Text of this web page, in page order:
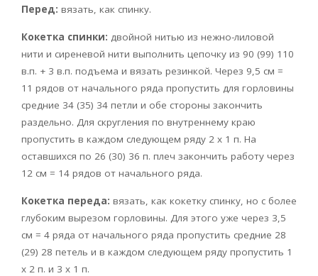
Перед: вязать, как спинку.
Кокетка спинки: двойной нитью из нежно-лиловой
нити и сиреневой нити выполнить цепочку из 90 (99) 110
в.п. + 3 в.п. подъема и вязать резинкой. Через 9,5 см =
11 рядов от начального ряда пропустить для горловины
средние 34 (35) 34 петли и обе стороны закончить
раздельно. Для скругления по внутреннему краю
пропустить в каждом следующем ряду 2 x 1 п. На
оставшихся по 26 (30) 36 п. плеч закончить работу через
12 см = 14 рядов от начального ряда.
Кокетка переда: вязать, как кокетку спинку, но с более
глубоким вырезом горловины. Для этого уже через 3,5
см = 4 ряда от начального ряда пропустить средние 28
(29) 28 петель и в каждом следующем ряду пропустить 1
x 2 п. и 3 x 1 п.